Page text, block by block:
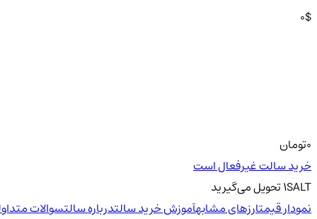
0$
0تومان
خرید سالت غیرفعال است
1SALT تحویلمی‌گیرید
نمودار قیمتارزهای مشابهآموزش خرید سالتدرباره سالتسوالات